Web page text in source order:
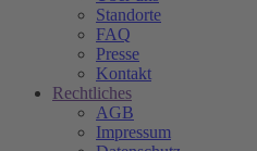
Standorte
FAQ
Presse
Kontakt
Rechtliches
AGB
Impressum